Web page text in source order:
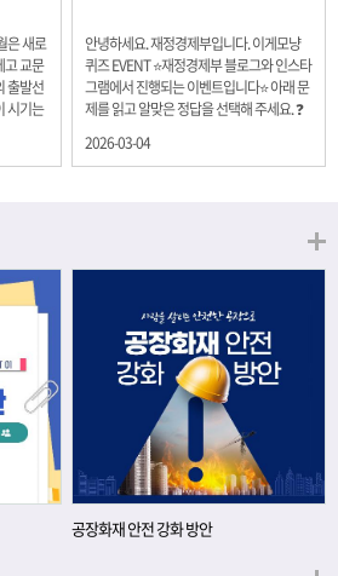
다.
은 새로
고 교문
출발선
시기는
입학
교에
전공
속에서
량으
안녕하세요. 재정경제부입니다. 이게모냥
퀴즈 EVENT ⭐재정경제부 블로그와 인스타
그램에서 진행되는 이벤트입니다⭐ 아래 문
제를 읽고 알맞은 정답을 선택해 주세요. ❓
을 보이고 있는 개인투자용 국채를 3월에는
20년물 300억원입니다. 그렇다면 3월 개인
1,800억원 ④ 2,000억원 이벤트 안내 응모
기간: 2026년 3월 4일(수) ~ 3월 9일(월) 경
품: 커피쿠폰 (60명) 참여.......
2026-03-04
공장화재 안전 강화 방안